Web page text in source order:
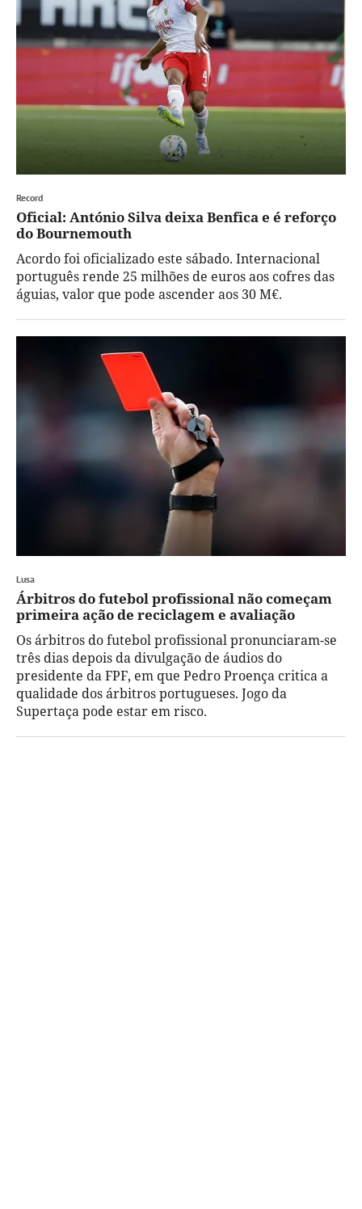
Record
Oficial: António Silva deixa Benfica e é reforço
do Bournemouth
Acordo foi oficializado este sábado. Internacional
português rende 25 milhões de euros aos cofres das
águias, valor que pode ascender aos 30 M€.
Lusa
Árbitros do futebol profissional não começam
primeira ação de reciclagem e avaliação
Os árbitros do futebol profissional pronunciaram-se
três dias depois da divulgação de áudios do
presidente da FPF, em que Pedro Proença critica a
qualidade dos árbitros portugueses. Jogo da
Supertaça pode estar em risco.